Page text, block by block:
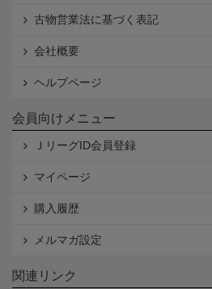
古物営業法に基づく表記
会社概要
ヘルプページ
会員向けメニュー
ＪリーグID会員登録
マイページ
購入履歴
メルマガ設定
関連リンク